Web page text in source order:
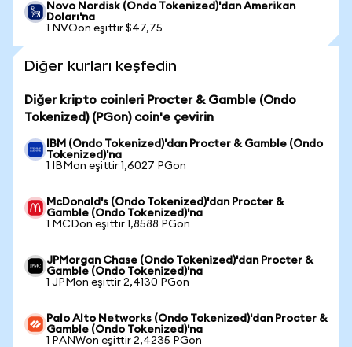
Novo Nordisk (Ondo Tokenized)'dan Amerikan
Doları'na
1 NVOon eşittir $47,75
Diğer kurları keşfedin
Diğer kripto coinleri Procter & Gamble (Ondo
Tokenized) (PGon) coin'e çevirin
IBM (Ondo Tokenized)'dan Procter & Gamble (Ondo
Tokenized)'na
1 IBMon eşittir 1,6027 PGon
McDonald's (Ondo Tokenized)'dan Procter &
Gamble (Ondo Tokenized)'na
1 MCDon eşittir 1,8588 PGon
JPMorgan Chase (Ondo Tokenized)'dan Procter &
Gamble (Ondo Tokenized)'na
1 JPMon eşittir 2,4130 PGon
Palo Alto Networks (Ondo Tokenized)'dan Procter &
Gamble (Ondo Tokenized)'na
1 PANWon eşittir 2,4235 PGon